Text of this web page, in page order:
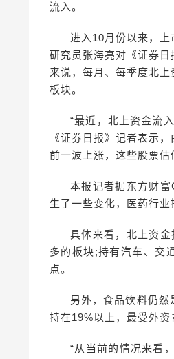
流入。
进入10月份以来，
研究员张海亮对《证券
来说，每月、每季度北
板块。
“最近，北上资金流
《证券日报》记者表示
前一波上涨，这些股票估
本报记者据东方财
生了一些变化，医药行
具体来看，北上资
多的板块;持有汽车、交
点。
另外，食品饮料仍
持在19%以上，最受外资
“从当前的情况来看